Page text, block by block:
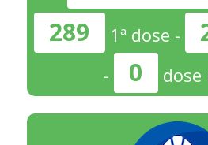
289 1ª dose -
-
0 dose